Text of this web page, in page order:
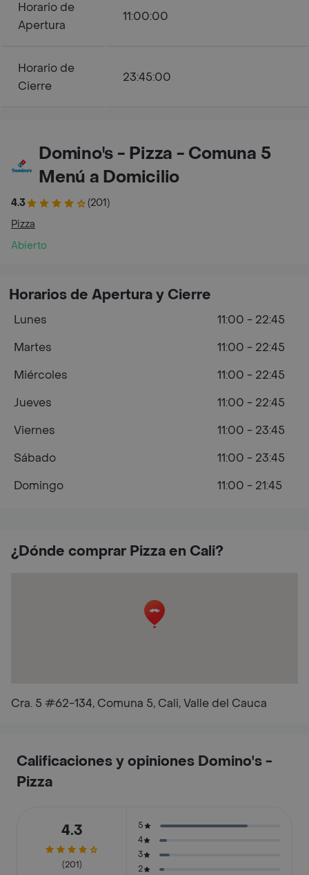
Horario de
Apertura
11:00:00
Horario de
Cierre
23:45:00
Domino's - Pizza - Comuna 5
Menú a Domicilio
4.3
(201)
Pizza
Abierto
¿Dónde comprar Pizza en Cali?
Cra. 5 #62-134, Comuna 5, Cali, Valle del Cauca
Horarios de Apertura y Cierre
Lunes
11:00 - 22:45
Martes
11:00 - 22:45
Miércoles
11:00 - 22:45
Jueves
11:00 - 22:45
Viernes
11:00 - 23:45
Sábado
11:00 - 23:45
Domingo
11:00 - 21:45
Calificaciones y opiniones Domino's -
Pizza
4.3
(201)
5
4
3
2